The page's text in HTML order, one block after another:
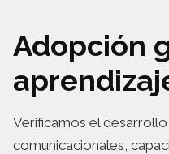
Adopción
Verificamos el
comunicacionales,